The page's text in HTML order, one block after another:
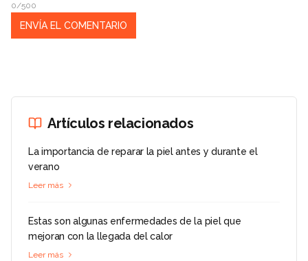
0/500
Artículos relacionados
La importancia de reparar la piel antes y durante el
verano
Leer más
Estas son algunas enfermedades de la piel que
mejoran con la llegada del calor
Leer más